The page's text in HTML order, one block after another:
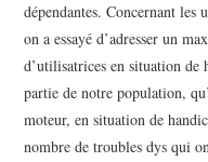
dépendantes. Concernant les
on a essayé d’adresser un
d’utilisatrices en situation
partie de notre population,
moteur, en situation de
nombre de troubles dys qui